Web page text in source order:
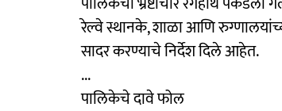
रेल्वे स्थानके, शाळा आणि
सादर करण्याचे निर्देश दिले आहेत.
​...
पालिकेचे दावे फोल